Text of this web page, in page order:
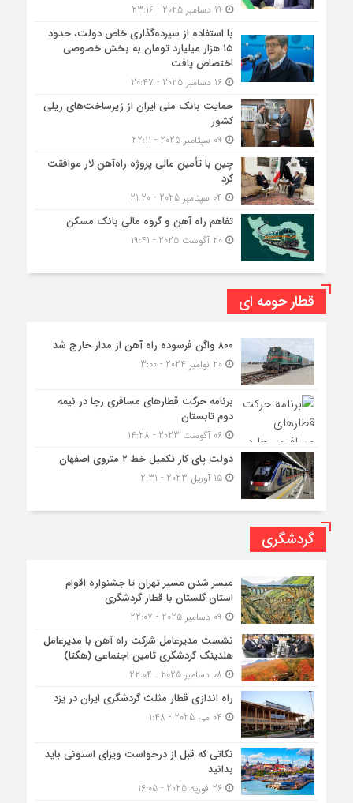
با استفاده از سپرده‌گذاری خاص دولت، حدود
۱۵ هزار میلیارد تومان به بخش خصوصی
اختصاص یافت
16 دسامبر 2025 - 20:47
حمایت بانک ملی ایران از زیرساخت‌های ریلی
کشور
چین با تأمین مالی پروژه راه‌آهن لار موافقت
کرد
تفاهم راه آهن و گروه مالی بانک مسکن
20 آگوست 2025 - 19:41
قطار حومه ای
۸۰۰ واگن فرسوده راه آهن از مدار خارج شد
20 نوامبر 2024 - 3:00
برنامه حرکت قطارهای مسافری رجا در نیمه
دوم تابستان
06 آگوست 2023 - 14:28
دولت پای کار تکمیل خط ۲ متروی اصفهان
15 آوریل 2023 - 2:31
گردشگری
میسر شدن مسیر تهران تا جشنواره اقوام
استان گلستان با قطار گردشگری
نشست مدیرعامل شرکت راه آهن با مدیرعامل
هلدینگ گردشگری تامین اجتماعی (هگتا)
راه اندازی قطار مثلث گردشگری ایران در یزد
نکاتی که قبل از درخواست ویزای استونی باید
بدانید
26 فوریه 2025 - 16:05